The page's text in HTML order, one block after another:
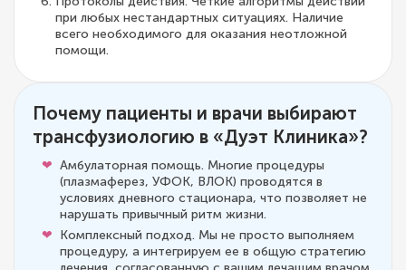
при любых нестандартных ситуациях. Наличие
всего необходимого для оказания неотложной
помощи.
Почему пациенты и врачи выбирают
трансфузиологию в «Дуэт Клиника»?
Амбулаторная помощь. Многие процедуры
(плазмаферез, УФОК, ВЛОК) проводятся в
условиях дневного стационара, что позволяет не
нарушать привычный ритм жизни.
Комплексный подход. Мы не просто выполняем
процедуру, а интегрируем ее в общую стратегию